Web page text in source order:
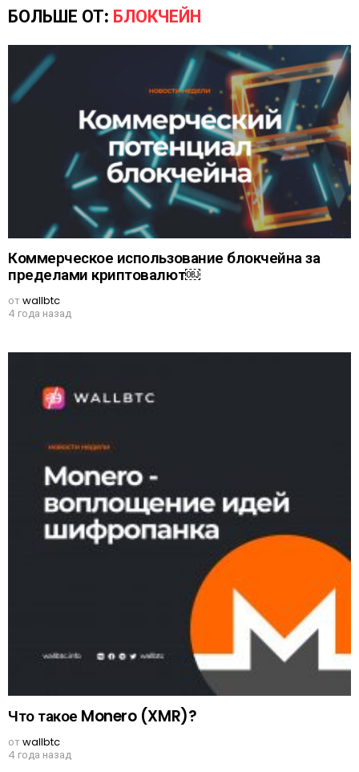
БОЛЬШЕ ОТ: БЛОКЧЕЙН
Коммерческое использование блокчейна за
пределами криптовалют￼
отwallbtc
4 года назад
Что такое Monero (XMR)?
отwallbtc
4 года назад